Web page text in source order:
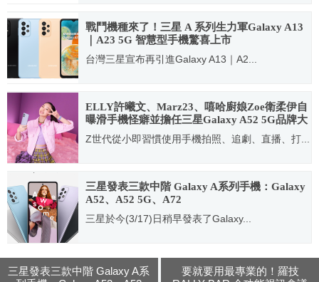
戰鬥機種來了！三星 A 系列生力軍Galaxy A13
｜A23 5G 智慧型手機驚喜上市
台灣三星宣布再引進Galaxy A13｜A2...
2022.08.22
ELLY許曦文、Marz23、嘻哈廚娘Zoe衛柔伊自
曝滑手機怪癖並擔任三星Galaxy A52 5G品牌大
使
Z世代從小即習慣使用手機拍照、追劇、直播、打...
2021.03.25
三星發表三款中階 Galaxy A系列手機：Galaxy
A52、A52 5G、A72
三星於今(3/17)日稍早發表了Galaxy...
三星發表三款中階 Galaxy A系
要就要用最專業的！羅技